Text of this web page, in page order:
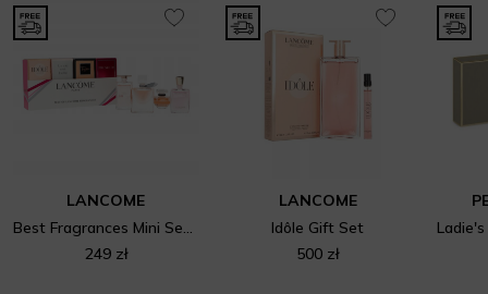
LANCOME
Best Fragrances Mini Set 4
249 zł
LANCOME
Idôle Gift Set
500 zł